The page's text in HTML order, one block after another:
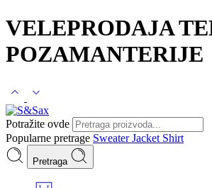
VELEPRODAJA
POZAMANTERIJE
Potražite ovde
Popularne pretrage SweaterJacket Shirt
Pretraga